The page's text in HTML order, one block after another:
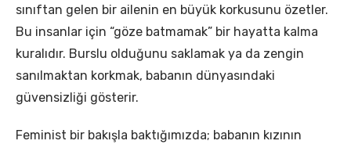
sınıftan gelen bir ailenin en büyük korkusunu özetler.
Bu insanlar için “göze batmamak” bir hayatta kalma
kuralıdır. Burslu olduğunu saklamak ya da zengin
sanılmaktan korkmak, babanın dünyasındaki
güvensizliği gösterir.
​Feminist bir bakışla baktığımızda; babanın kızının